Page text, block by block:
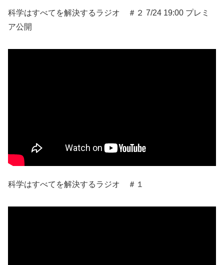
科学はすべてを解決するラジオ ＃２ 7/24 19:00 プレミ
ア公開
科学はすべてを解決するラジオ ＃１